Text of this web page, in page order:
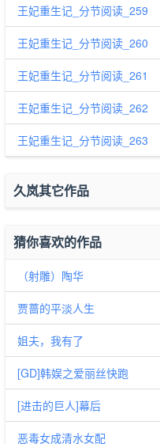
王妃重生记_分节阅读_259
王妃重生记_分节阅读_260
王妃重生记_分节阅读_261
王妃重生记_分节阅读_262
王妃重生记_分节阅读_263
久岚其它作品
猜你喜欢的作品
（射雕）陶华
贾蔷的平淡人生
姐夫，我有了
[GD]韩娱之爱丽丝快跑
[进击的巨人]幕后
恶毒女成清水女配